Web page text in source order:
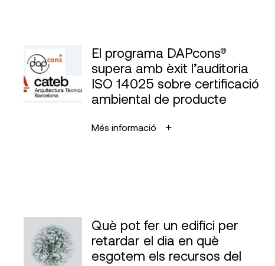
El programa DAPcons®
supera amb èxit l’auditoria
ISO 14025 sobre certificació
ambiental de producte
Més informació
Què pot fer un edifici per
retardar el dia en què
esgotem els recursos del